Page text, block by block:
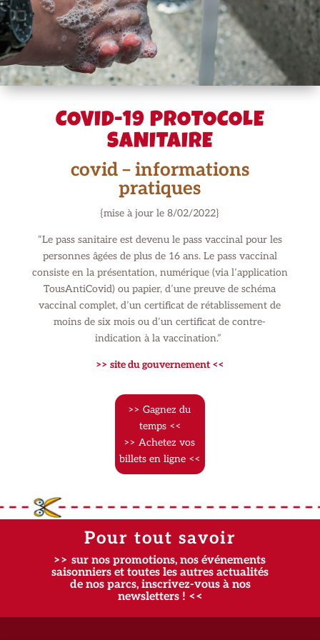
COVID-19 PROTOCOLE
SANITAIRE
covid – informations
pratiques
{mise à jour le 8/02/2022}
“Le pass sanitaire est devenu le pass vaccinal pour les
personnes âgées de plus de 16 ans. Le pass vaccinal
consiste en la présentation, numérique (via l’application
TousAntiCovid) ou papier, d’une preuve de schéma
vaccinal complet, d’un certificat de rétablissement de
moins de six mois ou d’un certificat de contre-
indication à la vaccination.” ​
>> site du gouvernement <<
>> Gagnez du
temps <<
>> Achetez vos
billets en ligne <<
Pour tout savoir
>> sur nos promotions, nos événements
saisonniers et toutes les autres actualités
de nos parcs, inscrivez-vous à nos
newsletters ! <<